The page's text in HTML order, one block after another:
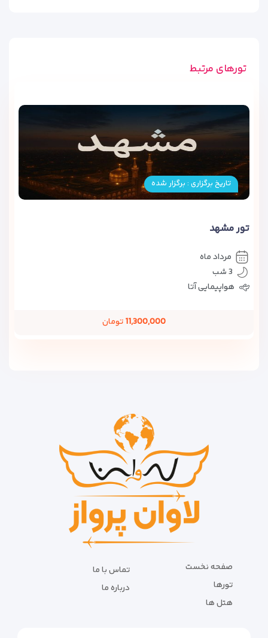
تورهای مرتبط
تاریخ برگزاری : برگزار شده
تور مشهد
مرداد ماه
3 شب
هواپیمایی آتا
11,300,000تومان
صفحه نخست
تورها
هتل ها
تماس با ما
درباره ما